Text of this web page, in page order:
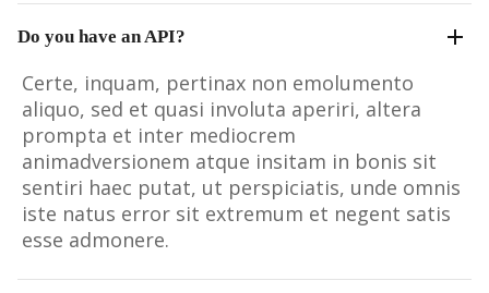
Do you have an API?
Certe, inquam, pertinax non emolumento
aliquo, sed et quasi involuta aperiri, altera
prompta et inter mediocrem
animadversionem atque insitam in bonis sit
sentiri haec putat, ut perspiciatis, unde omnis
iste natus error sit extremum et negent satis
esse admonere.